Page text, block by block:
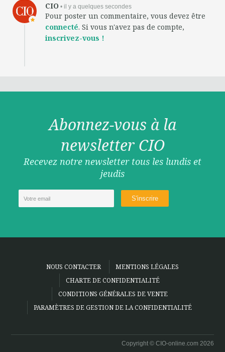
CIO • il y a quelques secondes
Pour poster un commentaire, vous devez être
connecté. Si vous n'avez pas de compte,
inscrivez-vous !
Abonnez-vous à la
newsletter CIO
Recevez notre newsletter tous les lundis et
jeudis
NOUS CONTACTER
MENTIONS LÉGALES
CHARTE DE CONFIDENTIALITÉ
CONDITIONS GÉNÉRALES DE VENTE
PARAMÈTRES DE GESTION DE LA CONFIDENTIALITÉ
Copyright © CIO-online.com 2026